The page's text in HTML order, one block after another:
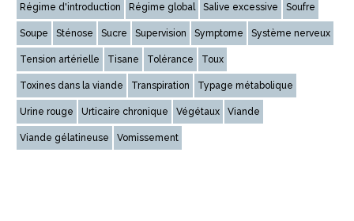
Régime d'introduction Régime global Salive excessive Soufre
Soupe Sténose Sucre Supervision Symptome Système nerveux
Tension artérielle Tisane Tolérance Toux
Toxines dans la viande Transpiration Typage métabolique
Urine rouge Urticaire chronique Végétaux Viande
Viande gélatineuse Vomissement